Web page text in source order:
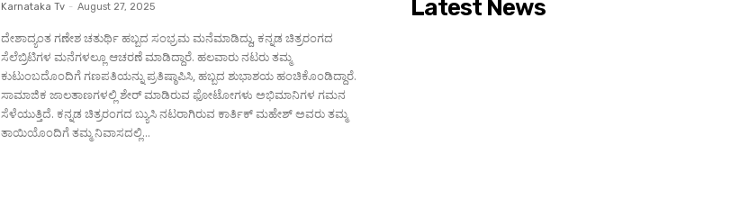
Karnataka Tv - August 27, 2025
ದೇಶಾದ್ಯಂತ ಗಣೇಶ ಚತುರ್ಥಿ ಹಬ್ಬದ ಸಂಭ್ರಮ ಮನೆಮಾಡಿದ್ದು, ಕನ್ನಡ ಚಿತ್ರರಂಗದ
ಸೆಲೆಬ್ರಿಟಿಗಳ ಮನೆಗಳಲ್ಲೂ ಆಚರಣೆ ಮಾಡಿದ್ದಾರೆ. ಹಲವಾರು ನಟರು ತಮ್ಮ
ಕುಟುಂಬದೊಂದಿಗೆ ಗಣಪತಿಯನ್ನು ಪ್ರತಿಷ್ಠಾಪಿಸಿ, ಹಬ್ಬದ ಶುಭಾಶಯ ಹಂಚಿಕೊಂಡಿದ್ದಾರೆ.
ಸಾಮಾಜಿಕ ಜಾಲತಾಣಗಳಲ್ಲಿ ಶೇರ್ ಮಾಡಿರುವ ಫೋಟೋಗಳು ಅಭಿಮಾನಿಗಳ ಗಮನ
ಸೆಳೆಯುತ್ತಿದೆ. ಕನ್ನಡ ಚಿತ್ರರಂಗದ ಬ್ಯುಸಿ ನಟರಾಗಿರುವ ಕಾರ್ತಿಕ್ ಮಹೇಶ್ ಅವರು ತಮ್ಮ
ತಾಯಿಯೊಂದಿಗೆ ತಮ್ಮ ನಿವಾಸದಲ್ಲಿ...
Latest News